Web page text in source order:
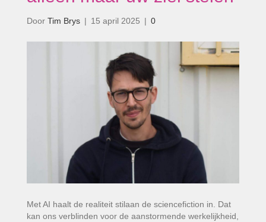
Door Tim Brys | 15 april 2025 | 0
Met AI haalt de realiteit stilaan de sciencefiction in. Dat
kan ons verblinden voor de aanstormende werkelijkheid,